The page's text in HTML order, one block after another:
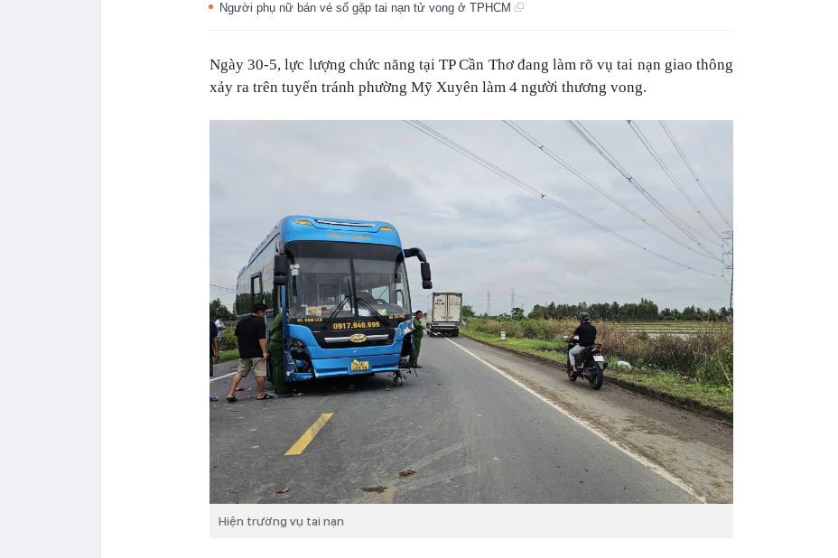
Người phụ nữ bán vé số gặp tai nạn tử vong ở TPHCM
Ngày 30-5, lực lượng chức năng tại TP Cần Thơ đang làm rõ vụ tai nạn giao thông
xảy ra trên tuyến tránh phường Mỹ Xuyên làm 4 người thương vong.
Hiện trường vụ tai nạn